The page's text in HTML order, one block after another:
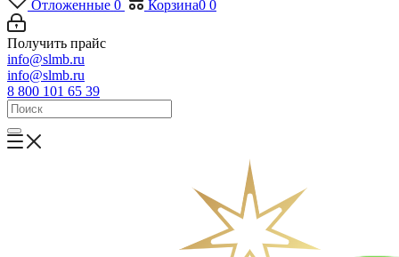
Отложенные 0 Корзина0 0
Получить прайс
info@slmb.ru
info@slmb.ru
8 800 101 65 39